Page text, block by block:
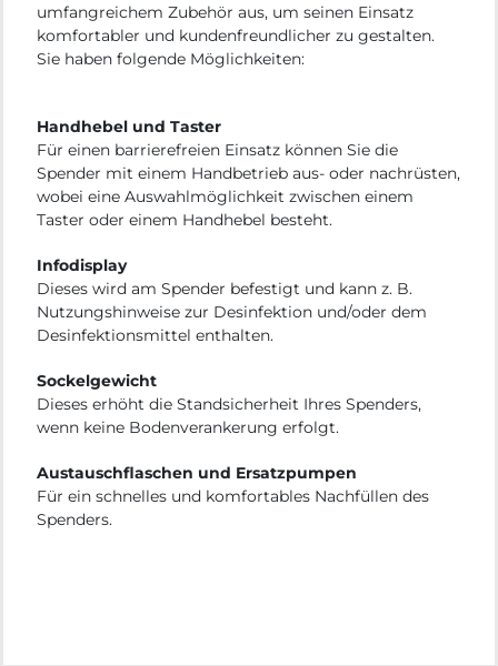
umfangreichem Zubehör aus, um seinen Einsatz
komfortabler und kundenfreundlicher zu gestalten.
Sie haben folgende Möglichkeiten:
Handhebel und Taster
Für einen barrierefreien Einsatz können Sie die
Spender mit einem Handbetrieb aus- oder nachrüsten,
wobei eine Auswahlmöglichkeit zwischen einem
Taster oder einem Handhebel besteht.
Infodisplay
Dieses wird am Spender befestigt und kann z. B.
Nutzungshinweise zur Desinfektion und/oder dem
Desinfektionsmittel enthalten.
Sockelgewicht
Dieses erhöht die Standsicherheit Ihres Spenders,
wenn keine Bodenverankerung erfolgt.
Austauschflaschen und Ersatzpumpen
Für ein schnelles und komfortables Nachfüllen des
Spenders.